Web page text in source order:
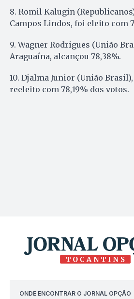
8. Romil Kalugin
Campos Lindos, foi eleito com
9. Wagner Rodrigues (União
Araguaína, alcançou 78,38%.
10. Djalma Junior (União
reeleito com 78,19% dos votos.
ONDE ENCONTRAR O JORNAL OPÇÃO